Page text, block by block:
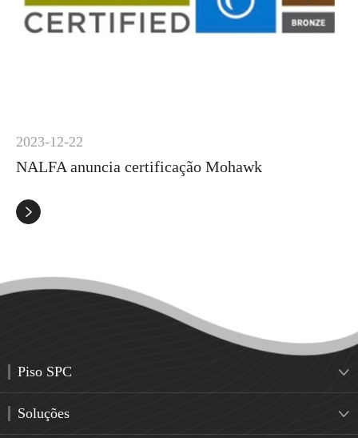
2023-12-22
NALFA anuncia certificação Mohawk

Piso SPC 
Soluções 